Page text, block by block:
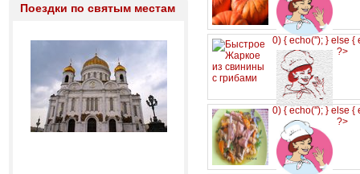
Поездки по святым местам
0) { echo(''); } else {
?>
0) { echo(''); } else {
?>